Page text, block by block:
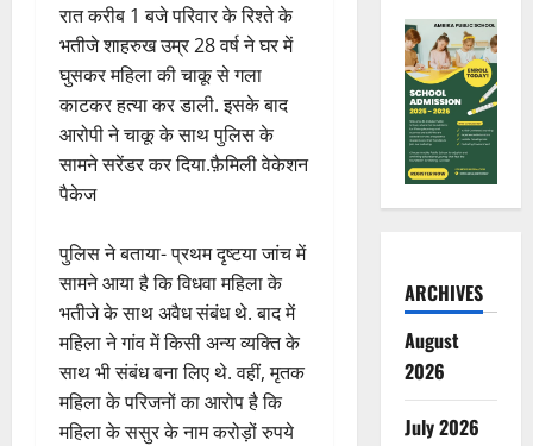
रात करीब 1 बजे परिवार के रिश्ते के
भतीजे शाहरुख उम्र 28 वर्ष ने घर में
घुसकर महिला की चाकू से गला
काटकर हत्या कर डाली. इसके बाद
आरोपी ने चाकू के साथ पुलिस के
सामने सरेंडर कर दिया.फ़ैमिली वेकेशन
पैकेज
पुलिस ने बताया- प्रथम दृष्टया जांच में
सामने आया है कि विधवा महिला के
भतीजे के साथ अवैध संबंध थे. बाद में
महिला ने गांव में किसी अन्य व्यक्ति के
साथ भी संबंध बना लिए थे. वहीं, मृतक
महिला के परिजनों का आरोप है कि
महिला के ससुर के नाम करोड़ों रुपये
ARCHIVES
August
2026
July 2026